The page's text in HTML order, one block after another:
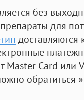
без
для
доставляются
Master Card или
обратиться